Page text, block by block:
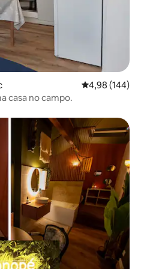
4,98 de uma
4,98 (144)
casa no campo.